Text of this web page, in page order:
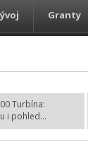
Granty
Turbína:
i pohled...